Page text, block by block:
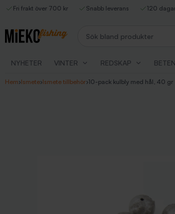
Fri frakt över 700 kr Snabb leverans 120
NYHETER VINTER REDSKAP BETEN
Hem›Ismete›Ismete tillbehör›10-pack kulbly med hål, 40 gr